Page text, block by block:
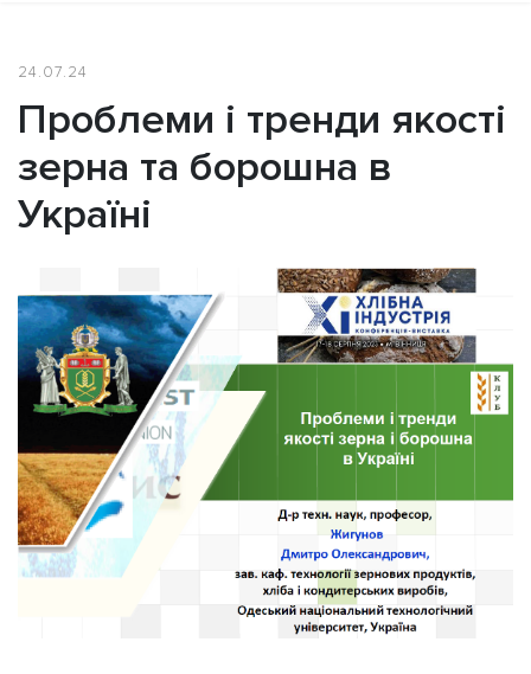
24.07.24
Проблеми і тренди якості
зерна та борошна в
Україні